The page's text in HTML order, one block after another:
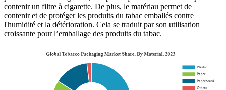
contenir un filtre à cigarette. De plus, le matériau permet de
contenir et de protéger les produits du tabac emballés contre
l'humidité et la détérioration. Cela se traduit par son utilisation
croissante pour l’emballage des produits du tabac.